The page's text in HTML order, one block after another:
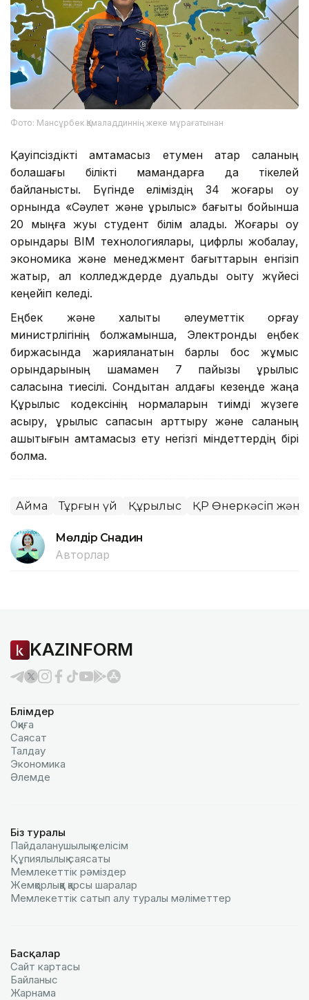
Фото: Мансұрбек Қамаладдиннің жеке мұрағатынан
Қауіпсіздікті қамтамасыз етумен қатар саланың
болашағы білікті мамандарға да тікелей
байланысты. Бүгінде еліміздің 34 жоғары оқу
орнында «Сәулет және құрылыс» бағыты бойынша
20 мыңға жуық студент білім алады. Жоғары оқу
орындары BIM технологиялары, цифрлық жобалау,
экономика және менеджмент бағыттарын енгізіп
жатыр, ал колледждерде дуальды оқыту жүйесі
кеңейіп келеді.
Еңбек және халықты әлеуметтік қорғау
министрлігінің болжамынша, Электрондық еңбек
биржасында жарияланатын барлық бос жұмыс
орындарының шамамен 7 пайызы құрылыс
саласына тиесілі. Сондықтан алдағы кезеңде жаңа
Құрылыс кодексінің нормаларын тиімді жүзеге
асыру, құрылыс сапасын арттыру және саланың
ашықтығын қамтамасыз ету негізгі міндеттердің бірі
болмақ.
Аймақ Тұрғын үй Құрылыс ҚР Өнеркәсіп және
Мөлдір Снадин
Авторлар
KAZINFORM
Бөлімдер
Оқиға
Саясат
Талдау
Экономика
Әлемде
Біз туралы
Пайдаланушылық келiciм
Құпиялылық саясаты
Мемлекеттік рәміздер
Жемқорлыққа қарсы шаралар
Мемлекеттік сатып алу туралы мәлiметтер
Басқалар
Сайт картасы
Байланыс
Жарнама